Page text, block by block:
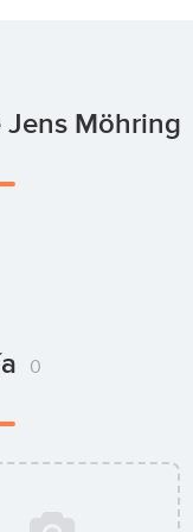
Jens Möhring
0